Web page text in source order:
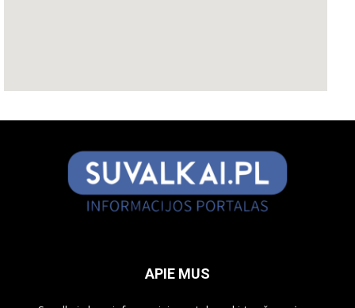
APIE MUS